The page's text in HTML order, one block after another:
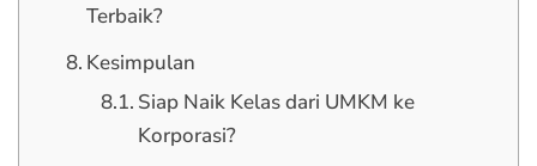
Terbaik?
Kesimpulan
Siap Naik Kelas dari UMKM ke
Korporasi?